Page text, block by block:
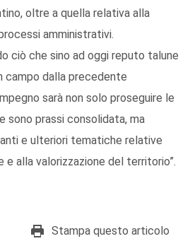
oltre a quella relativa alla
amministrativi.
ciò che sino ad oggi reputo talune
campo dalla precedente
sarà non solo proseguire le
sono prassi consolidata, ma
e ulteriori tematiche relative
e alla valorizzazione del territorio”.
Stampa questo articolo